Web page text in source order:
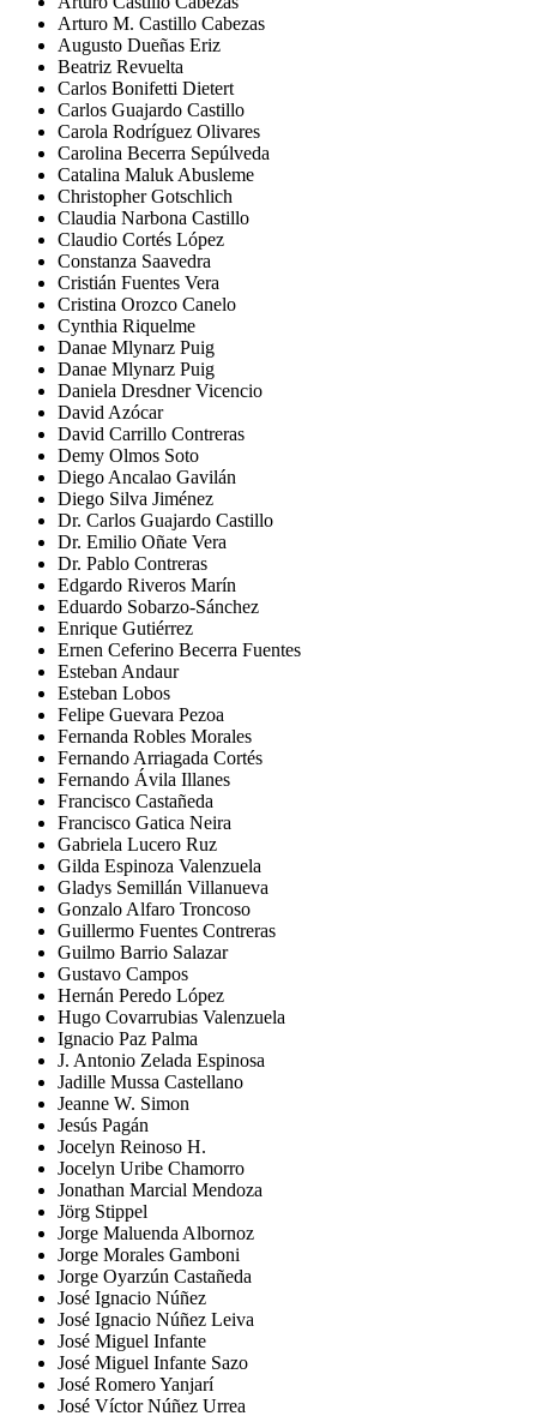
Arturo M. Castillo Cabezas
Augusto Dueñas Eriz
Beatriz Revuelta
Carlos Bonifetti Dietert
Carlos Guajardo Castillo
Carola Rodríguez Olivares
Carolina Becerra Sepúlveda
Catalina Maluk Abusleme
Christopher Gotschlich
Claudia Narbona Castillo
Claudio Cortés López
Constanza Saavedra
Cristián Fuentes Vera
Cristina Orozco Canelo
Cynthia Riquelme
Danae Mlynarz Puig
Danae Mlynarz Puig
Daniela Dresdner Vicencio
David Azócar
David Carrillo Contreras
Demy Olmos Soto
Diego Ancalao Gavilán
Diego Silva Jiménez
Dr. Carlos Guajardo Castillo
Dr. Emilio Oñate Vera
Dr. Pablo Contreras
Edgardo Riveros Marín
Eduardo Sobarzo-Sánchez
Enrique Gutiérrez
Ernen Ceferino Becerra Fuentes
Esteban Andaur
Esteban Lobos
Felipe Guevara Pezoa
Fernanda Robles Morales
Fernando Arriagada Cortés
Fernando Ávila Illanes
Francisco Castañeda
Francisco Gatica Neira
Gabriela Lucero Ruz
Gilda Espinoza Valenzuela
Gladys Semillán Villanueva
Gonzalo Alfaro Troncoso
Guillermo Fuentes Contreras
Guilmo Barrio Salazar
Gustavo Campos
Hernán Peredo López
Hugo Covarrubias Valenzuela
Ignacio Paz Palma
J. Antonio Zelada Espinosa
Jadille Mussa Castellano
Jeanne W. Simon
Jesús Pagán
Jocelyn Reinoso H.
Jocelyn Uribe Chamorro
Jonathan Marcial Mendoza
Jörg Stippel
Jorge Maluenda Albornoz
Jorge Morales Gamboni
Jorge Oyarzún Castañeda
José Ignacio Núñez
José Ignacio Núñez Leiva
José Miguel Infante
José Miguel Infante Sazo
José Romero Yanjarí
José Víctor Núñez Urrea